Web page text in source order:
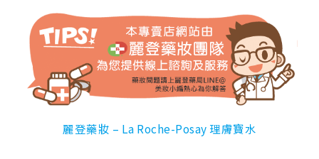
麗登藥妝 – La Roche-Posay 理膚寶水